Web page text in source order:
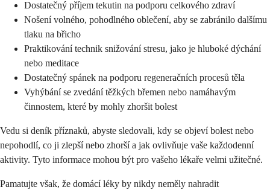
Dostatečný příjem tekutin na podporu celkového zdraví
Nošení volného, pohodlného oblečení, aby se zabránilo dalšímu
tlaku na břicho
Praktikování technik snižování stresu, jako je hluboké dýchání
nebo meditace
Dostatečný spánek na podporu regeneračních procesů těla
Vyhýbání se zvedání těžkých břemen nebo namáhavým
činnostem, které by mohly zhoršit bolest
Vedu si deník příznaků, abyste sledovali, kdy se objeví bolest nebo
nepohodlí, co ji zlepší nebo zhorší a jak ovlivňuje vaše každodenní
aktivity. Tyto informace mohou být pro vašeho lékaře velmi užitečné.
Pamatujte však, že domácí léky by nikdy neměly nahradit